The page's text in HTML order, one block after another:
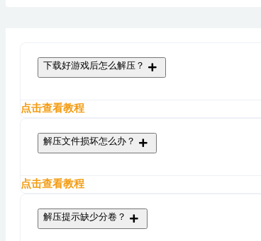
下载好游戏后怎么解压？
点击查看教程
解压文件损坏怎么办？
点击查看教程
解压提示缺少分卷？